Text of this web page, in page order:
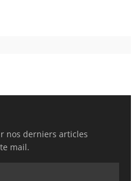
nos derniers articles
mail.